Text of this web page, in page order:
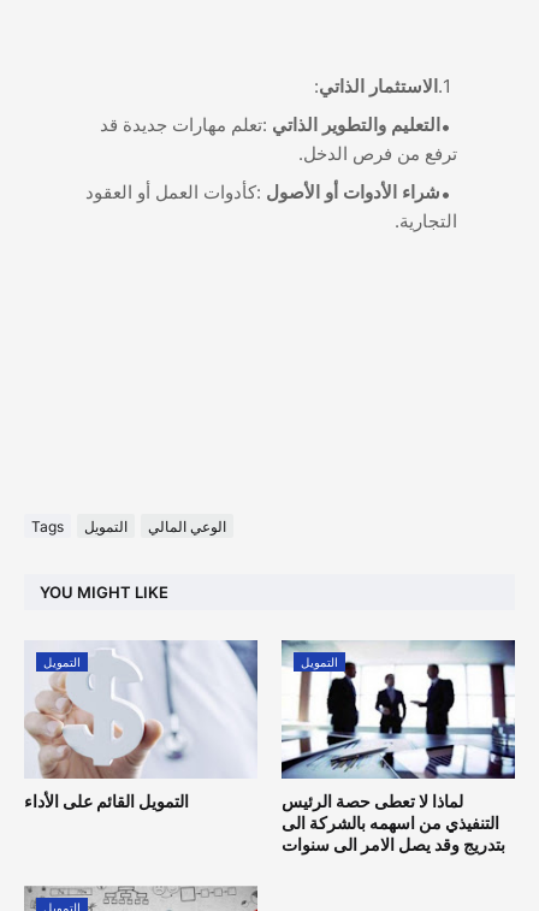
الاستثمار الذاتي:
التعليم والتطوير الذاتي :تعلم مهارات جديدة قد
ترفع من فرص الدخل.
شراء الأدوات أو الأصول :كأدوات العمل أو العقود
التجارية.
Tags التمويل الوعي المالي
YOU MIGHT LIKE
التمويل
التمويل القائم على الأداء
التمويل
لماذا لا تعطى حصة الرئيس
التنفيذي من اسهمه بالشركة الى
بتدريج وقد يصل الامر الى سنوات
التمويل